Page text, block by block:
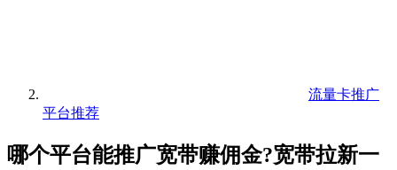
流量卡推广
平台推荐
哪个平台能推广宽带赚佣金?宽带拉新一